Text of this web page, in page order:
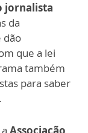
jornalista
da
dão
que a lei
também
para saber